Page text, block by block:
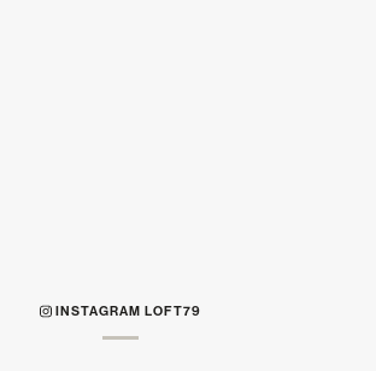
INSTAGRAM LOFT79